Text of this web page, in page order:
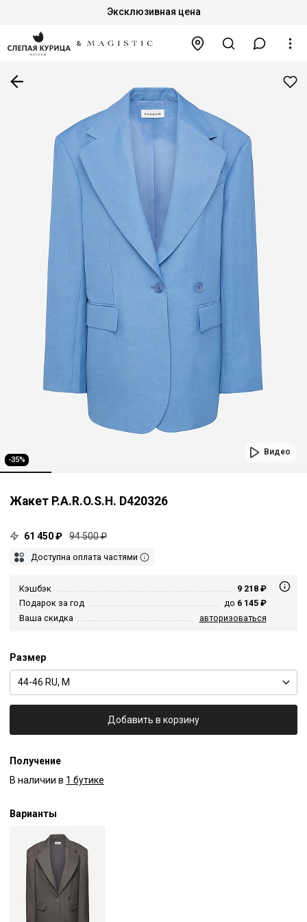
Эксклюзивная цена
-35%
Видео
Жакет P.A.R.O.S.H. D420326
61 450 ₽ 94 500 ₽
Доступна оплата частями
Кэшбэк
9 218 ₽
Подарок за год
до 6 145 ₽
Ваша скидка
авторизоваться
Размер
44-46 RU, M
Добавить в корзину
Получение
В наличии в 1 бутике
Варианты